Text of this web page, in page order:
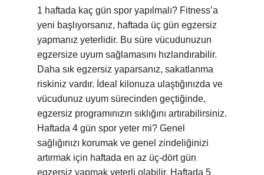
1 haftada kaç gün spor yapılmalı? Fitness’a
yeni başlıyorsanız, haftada üç gün egzersiz
yapmanız yeterlidir. Bu süre vücudunuzun
egzersize uyum sağlamasını hızlandırabilir.
Daha sık egzersiz yaparsanız, sakatlanma
riskiniz vardır. İdeal kilonuza ulaştığınızda ve
vücudunuz uyum sürecinden geçtiğinde,
egzersiz programınızın sıklığını artırabilirsiniz.
Haftada 4 gün spor yeter mi? Genel
sağlığınızı korumak ve genel zindeliğinizi
artırmak için haftada en az üç-dört gün
egzersiz yapmak yeterli olabilir. Haftada 5